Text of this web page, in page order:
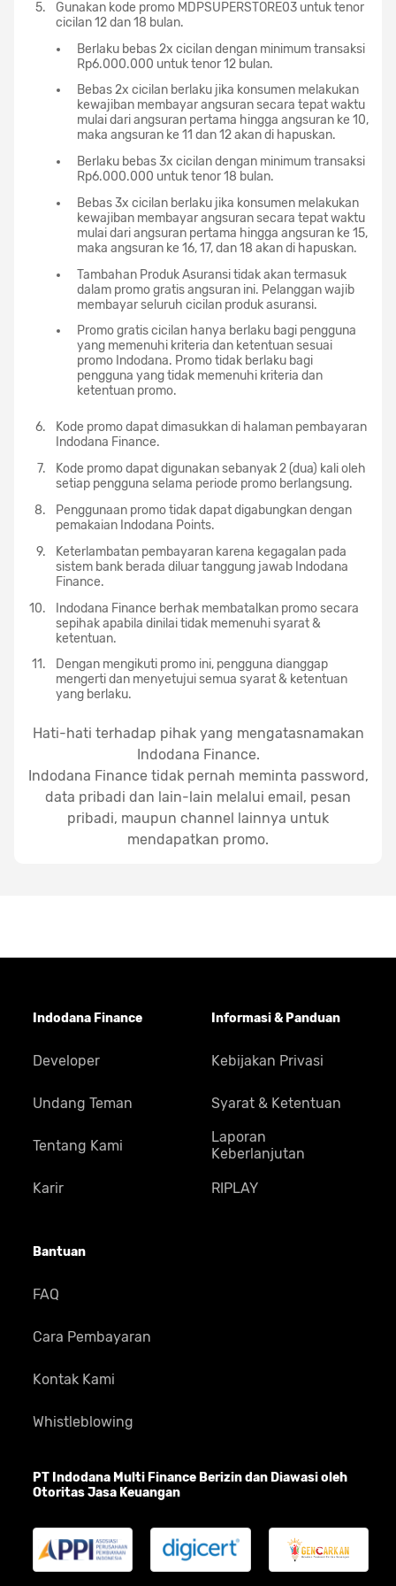
Gunakan kode promo MDPSUPERSTORE03 untuk tenor
cicilan 12 dan 18 bulan.
Berlaku bebas 2x cicilan dengan minimum transaksi
Rp6.000.000 untuk tenor 12 bulan.
Bebas 2x cicilan berlaku jika konsumen melakukan
kewajiban membayar angsuran secara tepat waktu
mulai dari angsuran pertama hingga angsuran ke 10,
maka angsuran ke 11 dan 12 akan di hapuskan.
Berlaku bebas 3x cicilan dengan minimum transaksi
Rp6.000.000 untuk tenor 18 bulan.
Bebas 3x cicilan berlaku jika konsumen melakukan
kewajiban membayar angsuran secara tepat waktu
mulai dari angsuran pertama hingga angsuran ke 15,
maka angsuran ke 16, 17, dan 18 akan di hapuskan.
Tambahan Produk Asuransi tidak akan termasuk
dalam promo gratis angsuran ini. Pelanggan wajib
membayar seluruh cicilan produk asuransi.
Promo gratis cicilan hanya berlaku bagi pengguna
yang memenuhi kriteria dan ketentuan sesuai
promo Indodana. Promo tidak berlaku bagi
pengguna yang tidak memenuhi kriteria dan
ketentuan promo.
Kode promo dapat dimasukkan di halaman pembayaran
Indodana Finance.
Kode promo dapat digunakan sebanyak 2 (dua) kali oleh
setiap pengguna selama periode promo berlangsung.
Penggunaan promo tidak dapat digabungkan dengan
pemakaian Indodana Points.
Keterlambatan pembayaran karena kegagalan pada
sistem bank berada diluar tanggung jawab Indodana
Finance.
Indodana Finance berhak membatalkan promo secara
sepihak apabila dinilai tidak memenuhi syarat &
ketentuan.
Dengan mengikuti promo ini, pengguna dianggap
mengerti dan menyetujui semua syarat & ketentuan
yang berlaku.
Hati-hati terhadap pihak yang mengatasnamakan
Indodana Finance.
Indodana Finance tidak pernah meminta password,
data pribadi dan lain-lain melalui email, pesan
pribadi, maupun channel lainnya untuk
mendapatkan promo.
Indodana Finance
Developer
Undang Teman
Tentang Kami
Karir
Bantuan
FAQ
Cara Pembayaran
Kontak Kami
Whistleblowing
Informasi & Panduan
Kebijakan Privasi
Syarat & Ketentuan
Laporan
Keberlanjutan
RIPLAY
PT Indodana Multi Finance Berizin dan Diawasi oleh
Otoritas Jasa Keuangan